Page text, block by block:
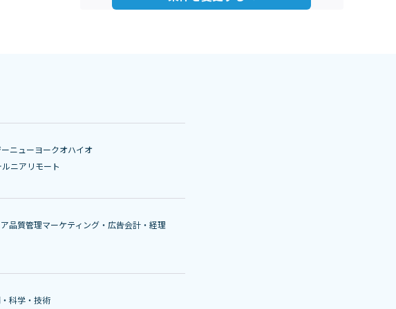
ニューヨークオハイオ
ニア リモート
品質管理マーケティング・広告会計・経理
科学・技術